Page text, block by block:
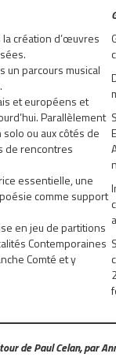
création d’œuvres
un parcours musical
et européens et
Parallèlement
ou aux côtés de
de rencontres
essentielle, une
comme support
en jeu de partitions
Contemporaines
Comté et y
de Paul Celan, par